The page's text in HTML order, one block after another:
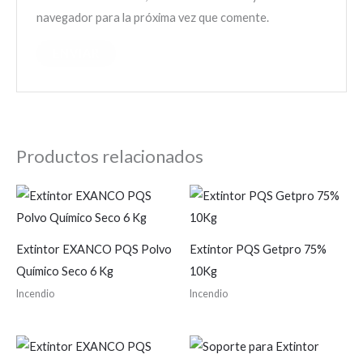
navegador para la próxima vez que comente.
Productos relacionados
Extintor EXANCO PQS Polvo
Químico Seco 6 Kg
Incendio
Extintor PQS Getpro 75%
10Kg
Incendio